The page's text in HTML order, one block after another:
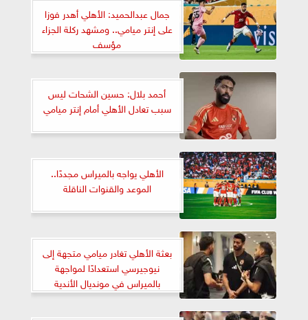
جمال عبدالحميد: الأهلي أهدر فوزا
على إنتر ميامي.. ومشهد ركلة الجزاء
مؤسف
أحمد بلال: حسين الشحات ليس
سبب تعادل الأهلي أمام إنتر ميامي
الأهلي يواجه بالميراس مجددًا..
الموعد والقنوات الناقلة
بعثة الأهلي تغادر ميامي متجهة إلى
نيوجيرسي استعدادًا لمواجهة
بالميراس في مونديال الأندية